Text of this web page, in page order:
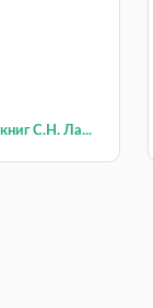
С.Н. Ла...